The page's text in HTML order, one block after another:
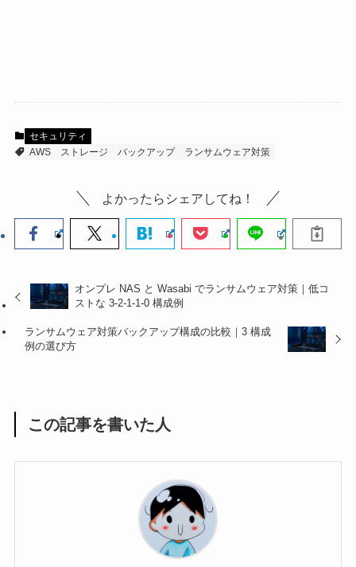
セキュリティ
AWS
ストレージ バックアップ ランサムウェア対策
よかったらシェアしてね！
オンプレ NAS と Wasabi でランサムウェア対策｜低コ
ストな 3-2-1-1-0 構成例
ランサムウェア対策バックアップ構成の比較｜3 構成
例の選び方
この記事を書いた人